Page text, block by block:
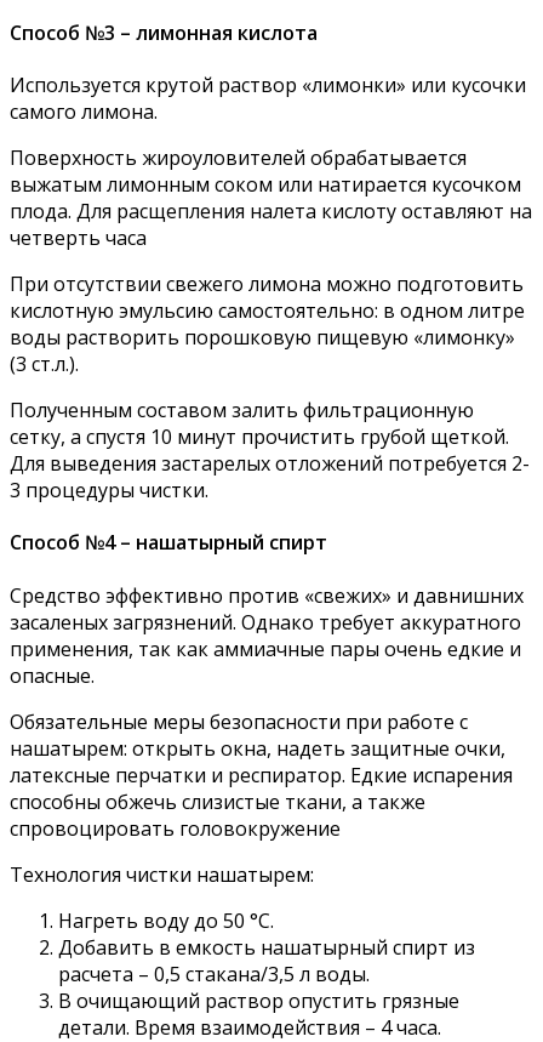
Способ №3 – лимонная кислота
Используется крутой раствор «лимонки» или кусочки
самого лимона.
Поверхность жироуловителей обрабатывается
выжатым лимонным соком или натирается кусочком
плода. Для расщепления налета кислоту оставляют на
четверть часа
При отсутствии свежего лимона можно подготовить
кислотную эмульсию самостоятельно: в одном литре
воды растворить порошковую пищевую «лимонку»
(3 ст.л.).
Полученным составом залить фильтрационную
сетку, а спустя 10 минут прочистить грубой щеткой.
Для выведения застарелых отложений потребуется 2-
3 процедуры чистки.
Способ №4 – нашатырный спирт
Средство эффективно против «свежих» и давнишних
засаленых загрязнений. Однако требует аккуратного
применения, так как аммиачные пары очень едкие и
опасные.
Обязательные меры безопасности при работе с
нашатырем: открыть окна, надеть защитные очки,
латексные перчатки и респиратор. Едкие испарения
способны обжечь слизистые ткани, а также
спровоцировать головокружение
Технология чистки нашатырем:
Нагреть воду до 50 °С.
Добавить в емкость нашатырный спирт из
расчета – 0,5 стакана/3,5 л воды.
В очищающий раствор опустить грязные
детали. Время взаимодействия – 4 часа.